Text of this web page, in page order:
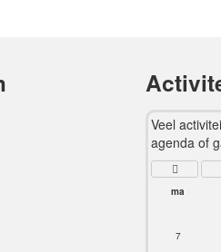
Veel
agenda of
ma
7